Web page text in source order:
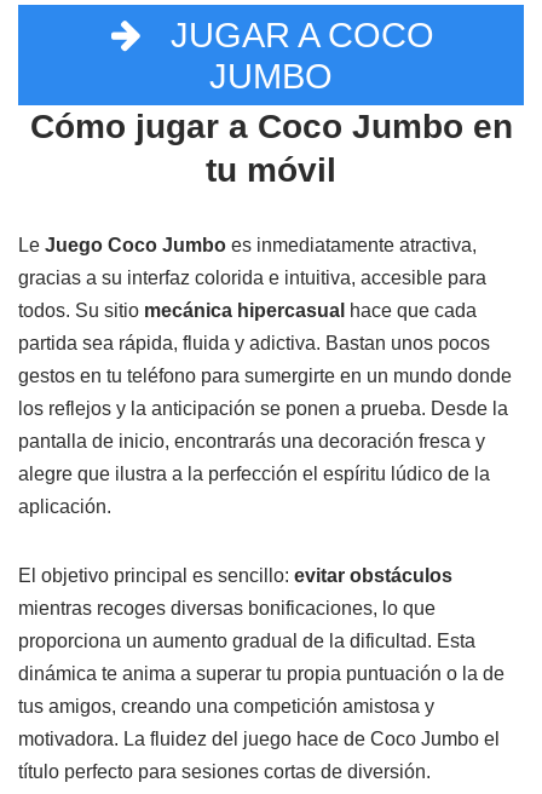
JUGAR A COCO
JUMBO
Cómo jugar a Coco Jumbo en
tu móvil
Le Juego Coco Jumbo es inmediatamente atractiva,
gracias a su interfaz colorida e intuitiva, accesible para
todos. Su sitio mecánica hipercasual hace que cada
partida sea rápida, fluida y adictiva. Bastan unos pocos
gestos en tu teléfono para sumergirte en un mundo donde
los reflejos y la anticipación se ponen a prueba. Desde la
pantalla de inicio, encontrarás una decoración fresca y
alegre que ilustra a la perfección el espíritu lúdico de la
aplicación.
El objetivo principal es sencillo: evitar obstáculos
mientras recoges diversas bonificaciones, lo que
proporciona un aumento gradual de la dificultad. Esta
dinámica te anima a superar tu propia puntuación o la de
tus amigos, creando una competición amistosa y
motivadora. La fluidez del juego hace de Coco Jumbo el
título perfecto para sesiones cortas de diversión.